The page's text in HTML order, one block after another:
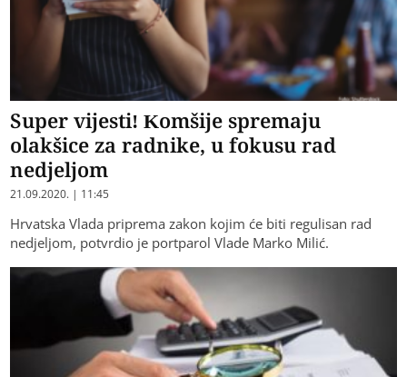
Super vijesti! Komšije spremaju
olakšice za radnike, u fokusu rad
nedjeljom
21.09.2020. | 11:45
Hrvatska Vlada priprema zakon kojim će biti regulisan rad
nedjeljom, potvrdio je portparol Vlade Marko Milić.